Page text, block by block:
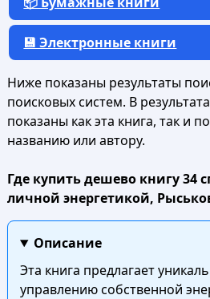
💾 Электронные книги
Ниже показаны результаты
поисковых систем. В
показаны как эта книга, так и
названию или автору.
Где купить дешево книгу 34
личной энергетикой,
Описание
Эта книга предлагает
управлению собственной